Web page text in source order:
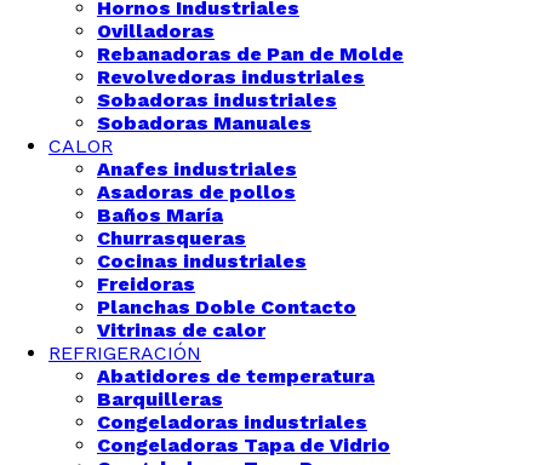
Hornos Industriales
Ovilladoras
Rebanadoras de Pan de Molde
Revolvedoras industriales
Sobadoras industriales
Sobadoras Manuales
CALOR
Anafes industriales
Asadoras de pollos
Baños María
Churrasqueras
Cocinas industriales
Freidoras
Planchas Doble Contacto
Vitrinas de calor
REFRIGERACIÓN
Abatidores de temperatura
Barquilleras
Congeladoras industriales
Congeladoras Tapa de Vidrio